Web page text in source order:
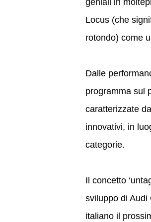
geniali in
Locus (che
rotondo) come
Dalle
programma sul
caratterizzate
innovativi, in
categorie.
Il concetto
sviluppo di Audi
italiano il